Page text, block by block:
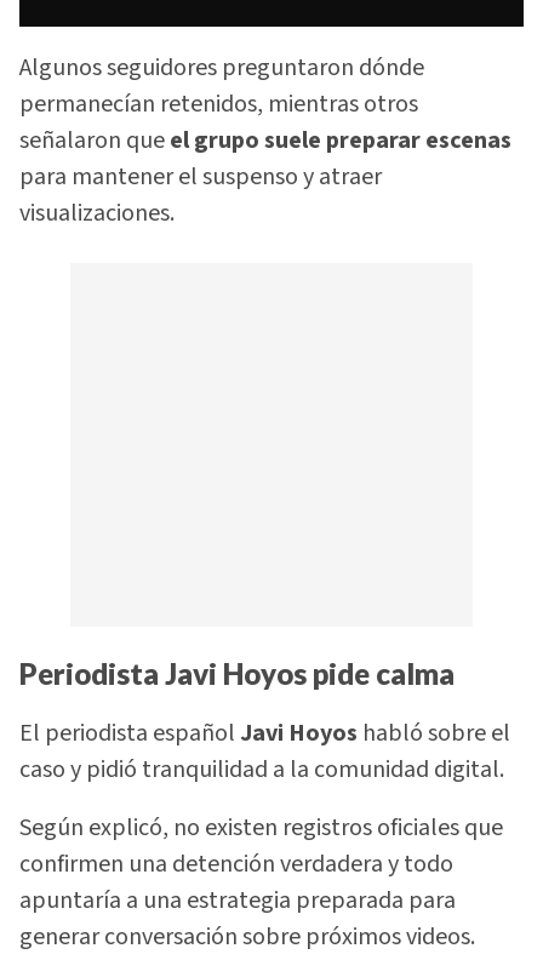
Algunos seguidores preguntaron dónde
permanecían retenidos, mientras otros
señalaron queel grupo suele preparar escenas
para mantener el suspenso y atraer
visualizaciones.
Periodista Javi Hoyos pide calma
El periodista españolJavi Hoyos habló sobre el
caso y pidió tranquilidad a la comunidad digital.
Según explicó, no existen registros oficiales que
confirmen una detención verdadera y todo
apuntaría a una estrategia preparada para
generar conversación sobre próximos videos.